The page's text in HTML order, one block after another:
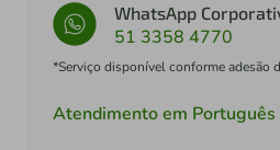
WhatsApp
51 3358 4770
*Serviço disponível conforme adesão
Atendimento em Português